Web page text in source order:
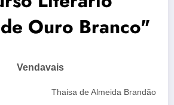
Ouro Branco"
Vendavais
Thaisa de Almeida Brandão